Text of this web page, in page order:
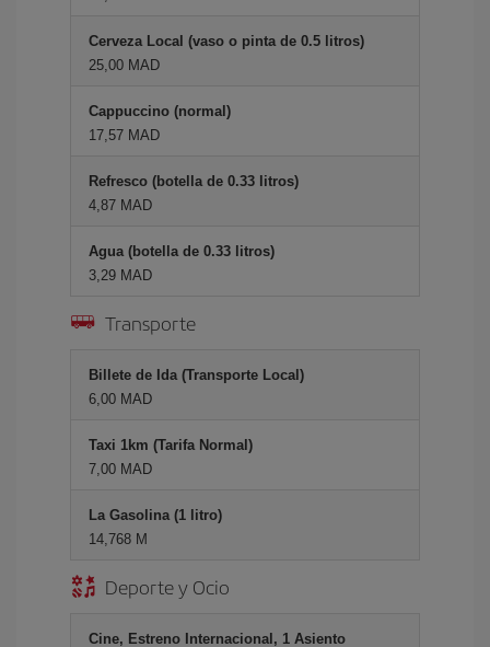
Cerveza Local (vaso o pinta de 0.5 litros)
25,00 MAD
Cappuccino (normal)
17,57 MAD
Refresco (botella de 0.33 litros)
4,87 MAD
Agua (botella de 0.33 litros)
3,29 MAD
Transporte
Billete de Ida (Transporte Local)
6,00 MAD
Taxi 1km (Tarifa Normal)
7,00 MAD
La Gasolina (1 litro)
14,768 M
Deporte y Ocio
Cine, Estreno Internacional, 1 Asiento